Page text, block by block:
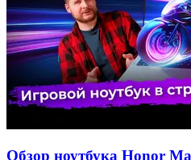
Обзор ноутбука Honor